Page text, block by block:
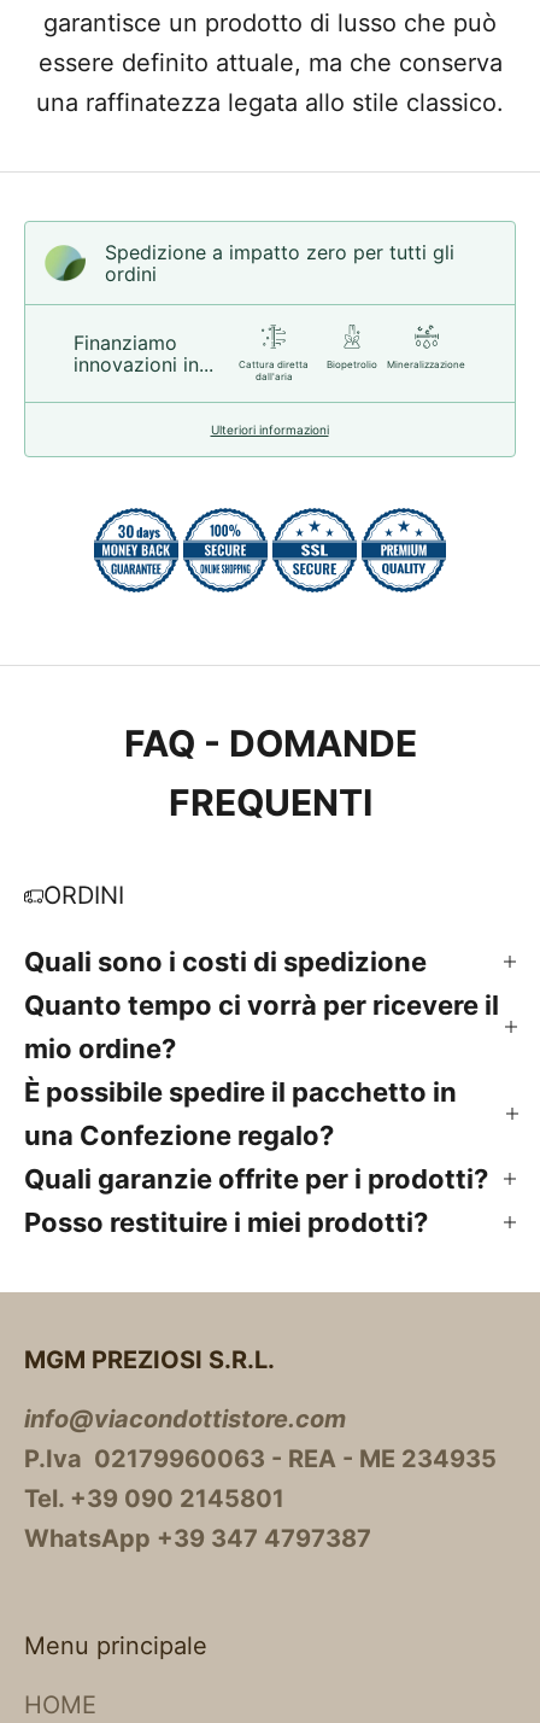
garantisce un prodotto di lusso che può
essere definito attuale, ma che conserva
una raffinatezza legata allo stile classico.
Spedizione a impatto zero per tutti gli
ordini
Finanziamo
innovazioni in...
Cattura diretta
dall'aria
Biopetrolio Mineralizzazione
Ulteriori informazioni
FAQ - DOMANDE
FREQUENTI
ORDINI
Quali sono i costi di spedizione
Quanto tempo ci vorrà per ricevere il
mio ordine?
È possibile spedire il pacchetto in
una Confezione regalo?
Quali garanzie offrite per i prodotti?
Posso restituire i miei prodotti?
MGM PREZIOSI S.R.L.
info@viacondottistore.com
P.Iva 02179960063 - REA - ME 234935
Tel. +39 090 2145801
WhatsApp +39 347 4797387
Menu principale
HOME